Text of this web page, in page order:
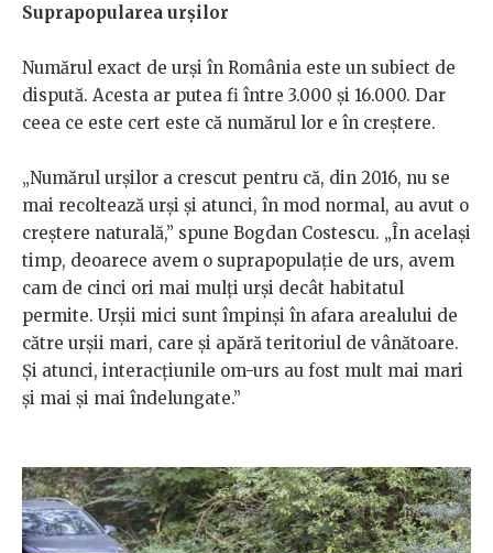
Suprapopularea urșilor
Numărul exact de urși în România este un subiect de
dispută. Acesta ar putea fi între 3.000 și 16.000. Dar
ceea ce este cert este că numărul lor e în creștere.
„Numărul urșilor a crescut pentru că, din 2016, nu se
mai recoltează urși și atunci, în mod normal, au avut o
creștere naturală,” spune Bogdan Costescu. „În același
timp, deoarece avem o suprapopulație de urs, avem
cam de cinci ori mai mulți urși decât habitatul
permite. Urșii mici sunt împinși în afara arealului de
către urșii mari, care și apără teritoriul de vânătoare.
Și atunci, interacțiunile om-urs au fost mult mai mari
și mai și mai îndelungate.”